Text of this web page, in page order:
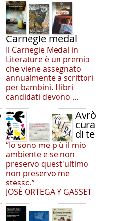
Carnegie medal
Il Carnegie Medal in
Literature è un premio
che viene assegnato
annualmente a scrittori
per bambini. I libri
candidati devono ...
Avrò
cura
di te
“Io sono me più il mio
ambiente e se non
preservo quest'ultimo
non preservo me
stesso.”
JOSÉ ORTEGA Y GASSET